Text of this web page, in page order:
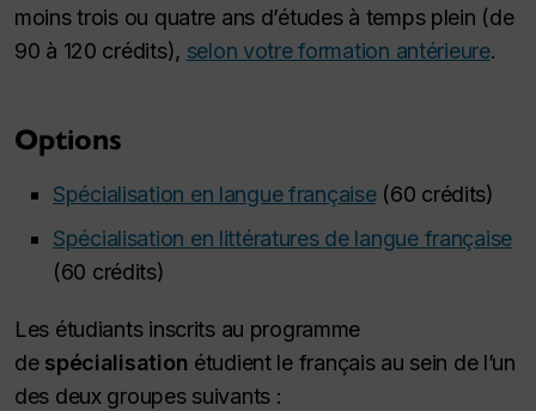
moins trois ou quatre ans d’études à temps plein (de
90 à 120 crédits), selon votre formation antérieure.
Options
Spécialisation en langue française(60 crédits)
Spécialisation en littératures de langue française
(60 crédits)
Les étudiants inscrits au programme
de spécialisation étudient le français au sein de l’un
des deux groupes suivants :